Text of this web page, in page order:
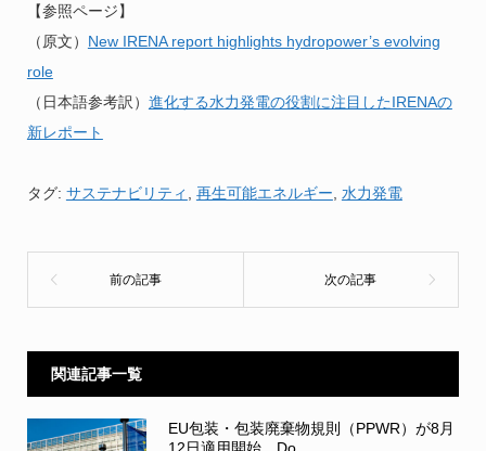
【参照ページ】
（原文） New IRENA report highlights hydropower’s evolving
role
（日本語参考訳） 進化する水力発電の役割に注目したIRENAの
新レポート
タグ: サステナビリティ 再生可能エネルギー 水力発電
関連記事一覧
EU包装・包装廃棄物規則（PPWR）が8月